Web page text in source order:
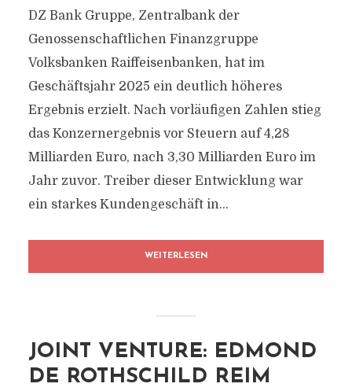
DZ Bank Gruppe, Zentralbank der
Genossenschaftlichen Finanzgruppe
Volksbanken Raiffeisenbanken, hat im
Geschäftsjahr 2025 ein deutlich höheres
Ergebnis erzielt. Nach vorläufigen Zahlen stieg
das Konzernergebnis vor Steuern auf 4,28
Milliarden Euro, nach 3,30 Milliarden Euro im
Jahr zuvor. Treiber dieser Entwicklung war
ein starkes Kundengeschäft in...
WEITERLESEN
JOINT VENTURE: EDMOND
DE ROTHSCHILD REIM